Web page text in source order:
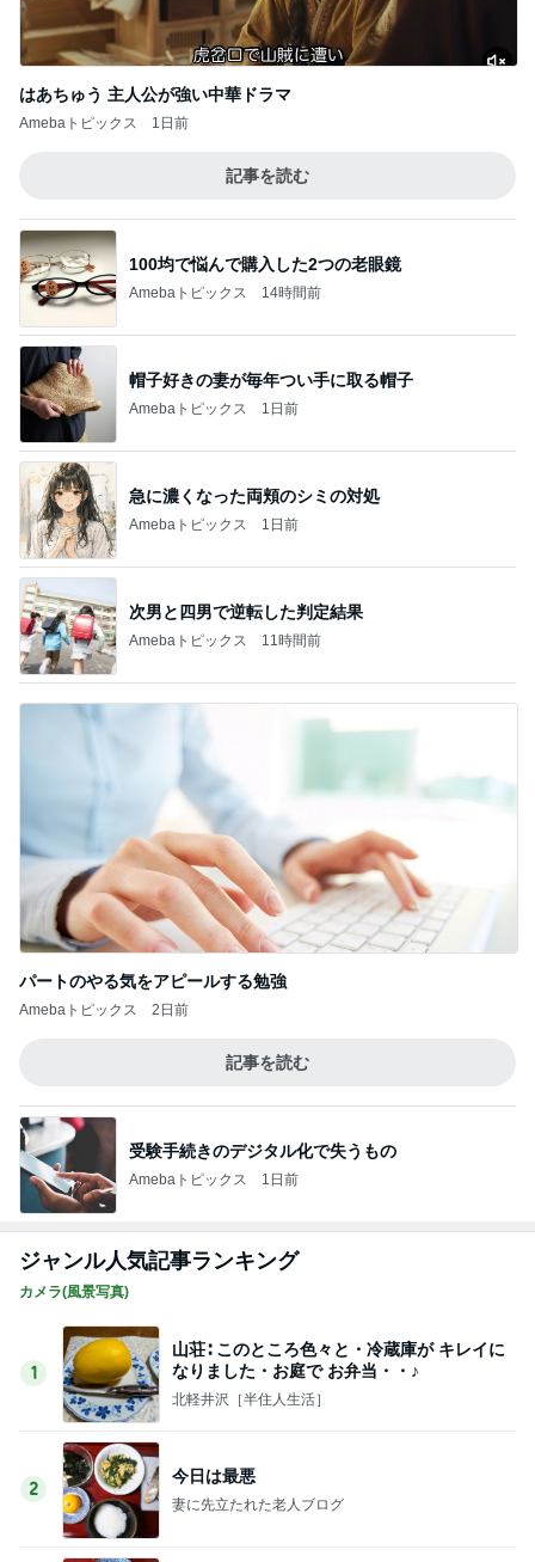
はあちゅう 主人公が強い中華ドラマ
Amebaトピックス 1日前
記事を読む
100均で悩んで購入した2つの老眼鏡
Amebaトピックス 14時間前
帽子好きの妻が毎年つい手に取る帽子
Amebaトピックス 1日前
急に濃くなった両頬のシミの対処
Amebaトピックス 1日前
次男と四男で逆転した判定結果
Amebaトピックス 11時間前
パートのやる気をアピールする勉強
Amebaトピックス 2日前
記事を読む
受験手続きのデジタル化で失うもの
Amebaトピックス 1日前
ジャンル人気記事ランキング
カメラ(風景写真)
1
山荘∶ このところ色々と・冷蔵庫が キレイに
なりました・お庭で お弁当・・♪
北軽井沢［半住人生活］
2
今日は最悪
妻に先立たれた老人ブログ